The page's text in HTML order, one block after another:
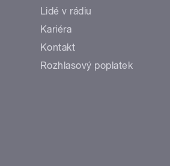
Lidé v rádiu
Kariéra
Kontakt
Rozhlasový poplatek